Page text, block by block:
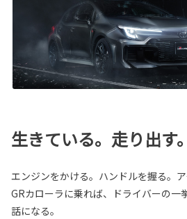
生きている。走り出す。
エンジンをかける。ハンドルを握る。ア
GRカローラに乗れば、ドライバーの一
話になる。